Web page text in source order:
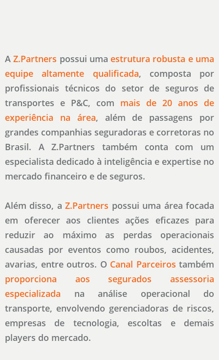
AZ.Partners possui uma estrutura robusta e uma
equipe altamente qualificada, composta por
profissionais técnicos do setor de seguros de
transportes e P&C, com mais de 20 anos de
experiência na área, além de passagens por
grandes companhias seguradoras e corretoras no
Brasil. A Z.Partners também conta com um
especialista dedicado à inteligência e expertise no
mercado financeiro e de seguros.
Além disso, aZ.Partners possui uma área focada
em oferecer aos clientes ações eficazes para
reduzir ao máximo as perdas operacionais
causadas por eventos como roubos, acidentes,
avarias, entre outros. O Canal Parceiros também
proporciona aos segurados assessoria
especializada na análise operacional do
transporte, envolvendo gerenciadoras de riscos,
empresas de tecnologia, escoltas e demais
players do mercado.